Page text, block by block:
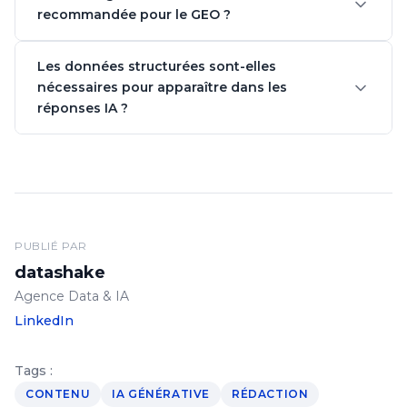
recommandée pour le GEO ?
Les données structurées sont-elles
nécessaires pour apparaître dans les
réponses IA ?
PUBLIÉ PAR
datashake
Agence Data & IA
LinkedIn
Tags :
CONTENU IA GÉNÉRATIVE RÉDACTION